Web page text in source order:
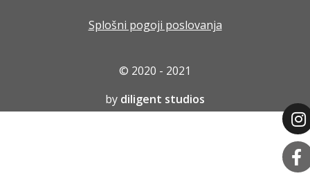
Splošni pogoji poslovanja
© 2020 - 2021
by diligent studios